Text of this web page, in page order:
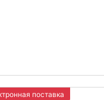
поставка